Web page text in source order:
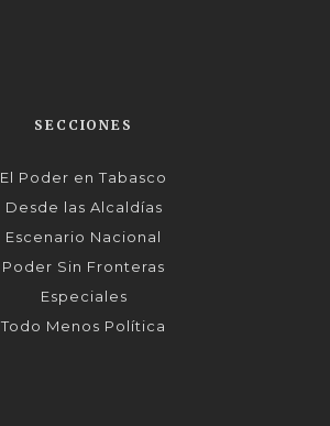
SECCIONES
El Poder en Tabasco
Desde las Alcaldías
Escenario Nacional
Poder Sin Fronteras
Especiales
Todo Menos Política